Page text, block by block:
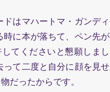
はマハートマ・ガンディ
時に本が落ちて、ペン先が
てくださいと懇願しまし
って二度と自分に顔を見せ
だったからです。